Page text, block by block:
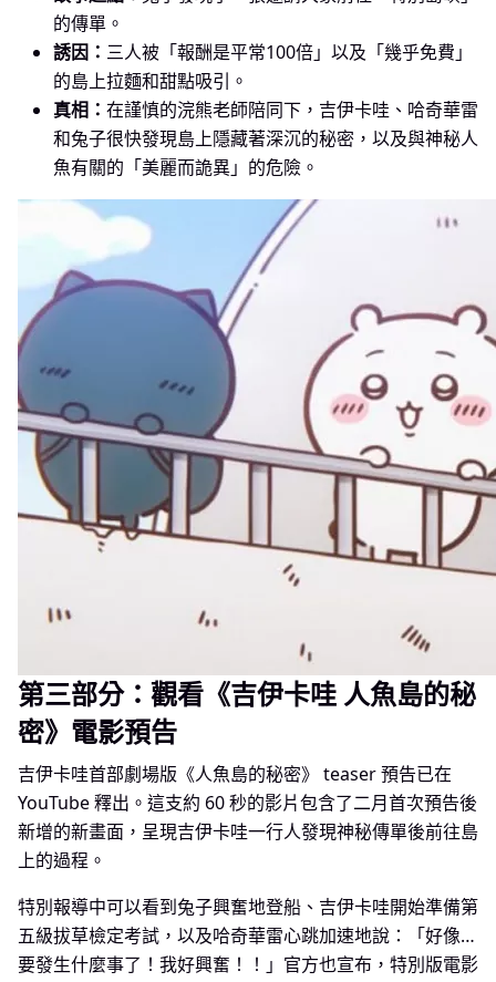
的傳單。
誘因： 三人被「報酬是平常100倍」以及「幾乎免費」
的島上拉麵和甜點吸引。
真相： 在謹慎的浣熊老師陪同下，吉伊卡哇、哈奇華雷
和兔子很快發現島上隱藏著深沉的秘密，以及與神秘人
魚有關的「美麗而詭異」的危險。
第三部分：觀看《吉伊卡哇 人魚島的秘
密》電影預告
吉伊卡哇首部劇場版《人魚島的秘密》 teaser 預告已在
YouTube 釋出。這支約 60 秒的影片包含了二月首次預告後
新增的新畫面，呈現吉伊卡哇一行人發現神秘傳單後前往島
上的過程。
特別報導中可以看到兔子興奮地登船、吉伊卡哇開始準備第
五級拔草檢定考試，以及哈奇華雷心跳加速地說：「好像…
要發生什麼事了！我好興奮！！」官方也宣布，特別版電影